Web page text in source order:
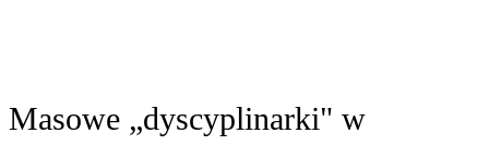
Masowe „dyscyplinarki" w